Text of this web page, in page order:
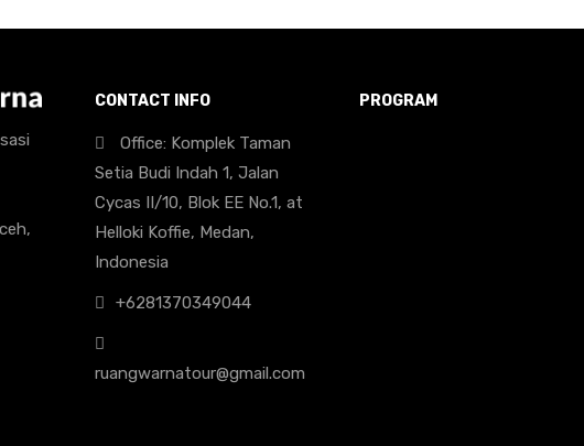
CONTACT INFO
Office: Komplek Taman
Setia Budi Indah 1, Jalan
Cycas II/10, Blok EE No.1, at
Helloki Koffie, Medan,
Indonesia
+6281370349044
ruangwarnatour@gmail.com
PROGRAM